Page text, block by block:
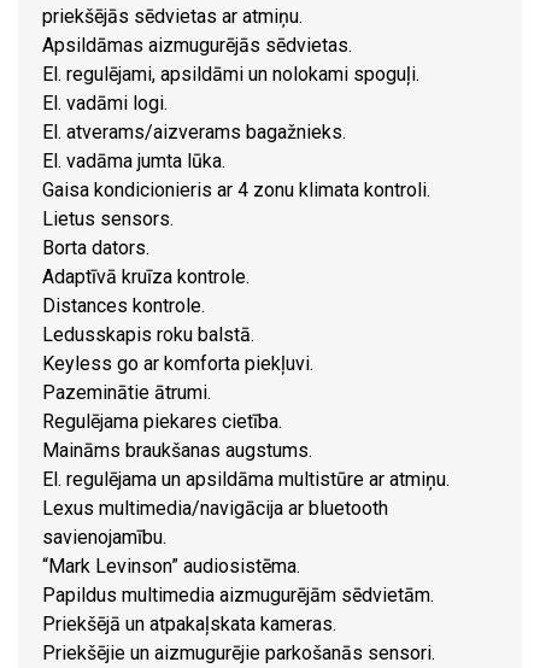
priekšējās sēdvietas ar atmiņu.
Apsildāmas aizmugurējās sēdvietas.
El. regulējami, apsildāmi un nolokami spoguļi.
El. vadāmi logi.
El. atverams/aizverams bagažnieks.
El. vadāma jumta lūka.
Gaisa kondicionieris ar 4 zonu klimata kontroli.
Lietus sensors.
Borta dators.
Adaptīvā kruīza kontrole.
Distances kontrole.
Ledusskapis roku balstā.
Keyless go ar komforta piekļuvi.
Pazeminātie ātrumi.
Regulējama piekares cietība.
Maināms braukšanas augstums.
El. regulējama un apsildāma multistūre ar atmiņu.
Lexus multimedia/navigācija ar bluetooth
savienojamību.
“Mark Levinson” audiosistēma.
Papildus multimedia aizmugurējām sēdvietām.
Priekšējā un atpakaļskata kameras.
Priekšējie un aizmugurējie parkošanās sensori.